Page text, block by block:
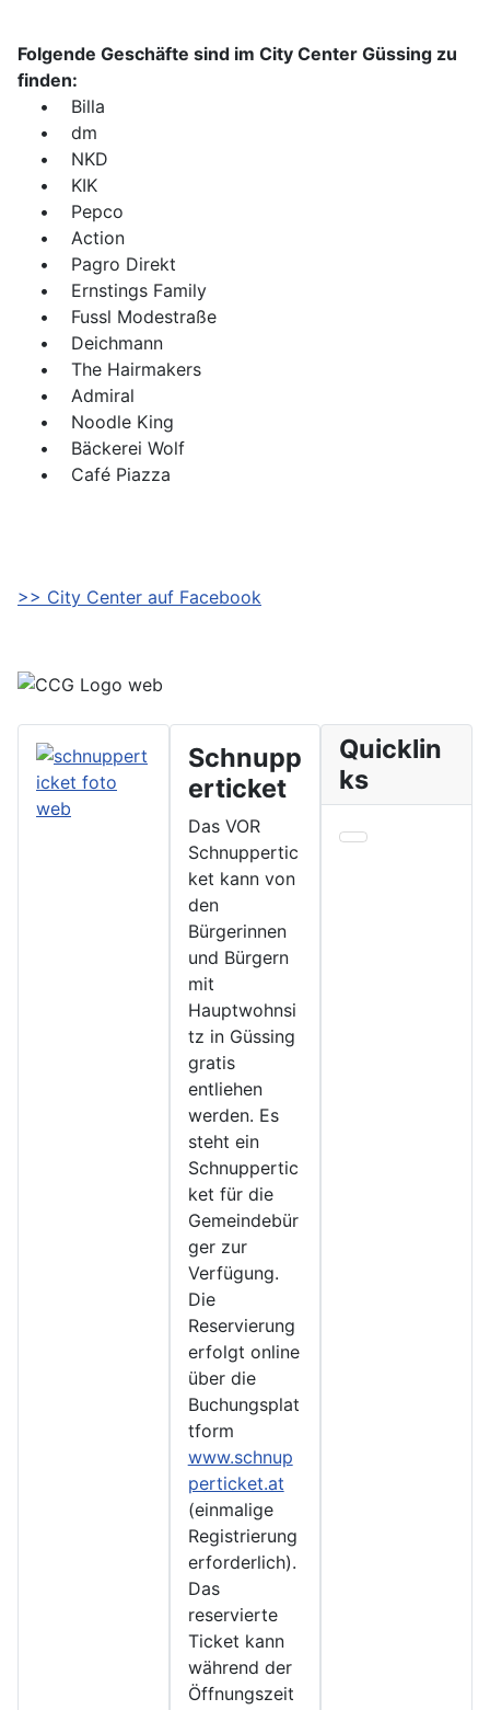
Folgende Geschäfte sind im City Center Güssing zu
finden:
• Billa
• dm
• NKD
• KIK
• Pepco
• Action
• Pagro Direkt
• Ernstings Family
• Fussl Modestraße
• Deichmann
• The Hairmakers
• Admiral
• Noodle King
• Bäckerei Wolf
• Café Piazza
>> City Center auf Facebook
Schnupp
erticket
Das VOR
Schnuppertic
ket kann von
den
Bürgerinnen
und Bürgern
mit
Hauptwohnsi
tz in Güssing
gratis
entliehen
werden. Es
steht ein
Schnuppertic
ket für die
Gemeindebür
ger zur
Verfügung.
Die
Reservierung
erfolgt online
über die
Buchungsplat
tform
www.schnup
perticket.at
(einmalige
Registrierung
erforderlich).
Das
reservierte
Ticket kann
während der
Öffnungszeit
Quicklin
ks